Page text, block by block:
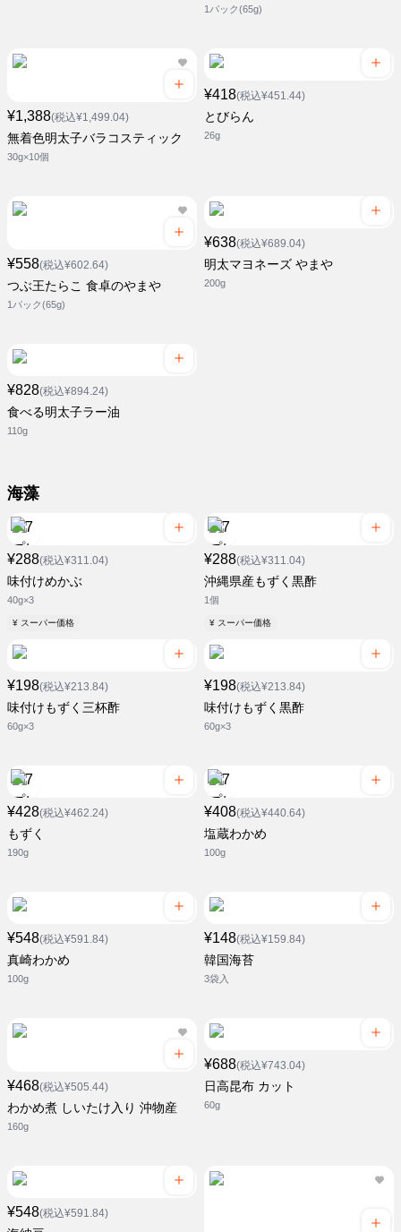
1パック(65g)
¥1,388(税込¥1,499.04)
無着色明太子バラコスティック
30g×10個
¥418(税込¥451.44)
とびらん
26g
¥558(税込¥602.64)
つぶ王たらこ 食卓のやまや
1パック(65g)
¥638(税込¥689.04)
明太マヨネーズ やまや
200g
¥828(税込¥894.24)
食べる明太子ラー油
110g
海藻
¥288(税込¥311.04)
味付けめかぶ
40g×3
¥ スーパー価格
¥288(税込¥311.04)
沖縄県産もずく黒酢
1個
¥ スーパー価格
¥198(税込¥213.84)
味付けもずく三杯酢
60g×3
¥198(税込¥213.84)
味付けもずく黒酢
60g×3
¥428(税込¥462.24)
もずく
190g
¥408(税込¥440.64)
塩蔵わかめ
100g
¥548(税込¥591.84)
真崎わかめ
100g
¥148(税込¥159.84)
韓国海苔
3袋入
¥468(税込¥505.44)
わかめ煮 しいたけ入り 沖物産
160g
¥688(税込¥743.04)
日高昆布 カット
60g
¥548(税込¥591.84)